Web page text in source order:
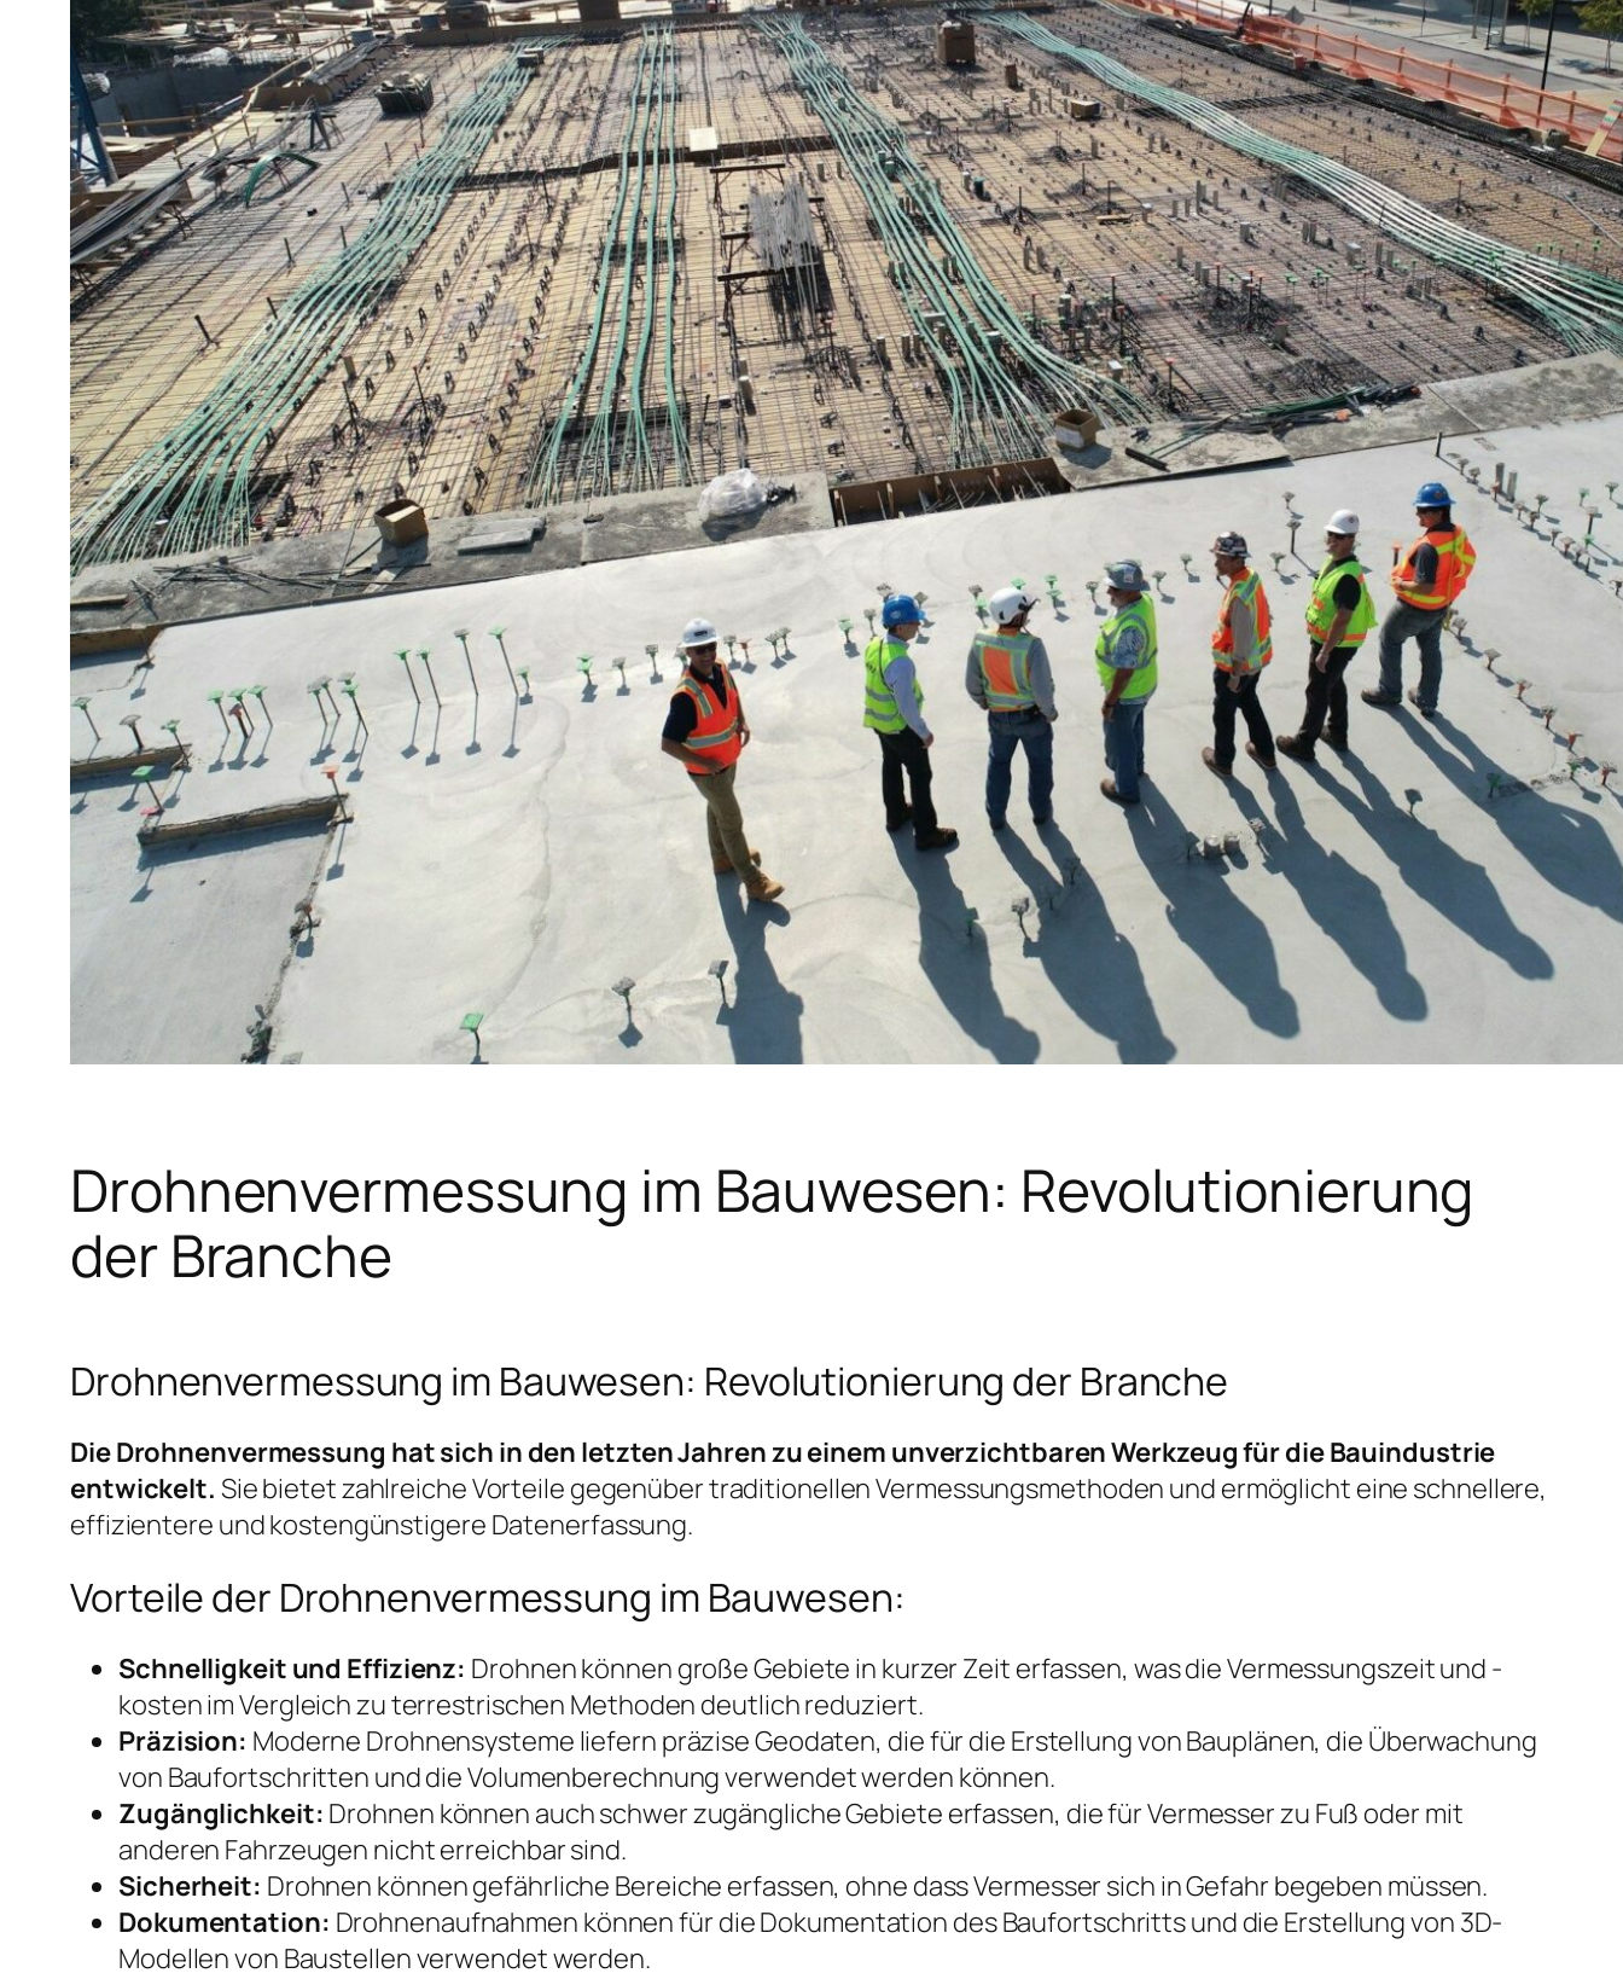
Drohnenvermessung im Bauwesen: Revolutionierung
der Branche
Drohnenvermessung im Bauwesen: Revolutionierung der Branche
Die Drohnenvermessung hat sich in den letzten Jahren zu einem unverzichtbaren Werkzeug für die Bauindustrie
entwickelt. Sie bietet zahlreiche Vorteile gegenüber traditionellen Vermessungsmethoden und ermöglicht eine schnellere,
effizientere und kostengünstigere Datenerfassung.
Vorteile der Drohnenvermessung im Bauwesen:
Schnelligkeit und Effizienz: Drohnen können große Gebiete in kurzer Zeit erfassen, was die Vermessungszeit und -
kosten im Vergleich zu terrestrischen Methoden deutlich reduziert.
Präzision: Moderne Drohnensysteme liefern präzise Geodaten, die für die Erstellung von Bauplänen, die Überwachung
von Baufortschritten und die Volumenberechnung verwendet werden können.
Zugänglichkeit: Drohnen können auch schwer zugängliche Gebiete erfassen, die für Vermesser zu Fuß oder mit
anderen Fahrzeugen nicht erreichbar sind.
Sicherheit: Drohnen können gefährliche Bereiche erfassen, ohne dass Vermesser sich in Gefahr begeben müssen.
Dokumentation: Drohnenaufnahmen können für die Dokumentation des Baufortschritts und die Erstellung von 3D-
Modellen von Baustellen verwendet werden.